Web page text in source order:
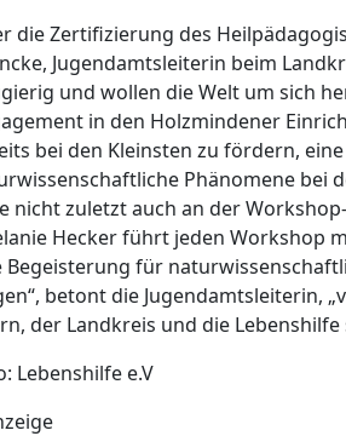
die Zertifizierung des
Jugendamtsleiterin beim
und wollen die Welt um sich
in den Holzmindener
bei den Kleinsten zu fördern,
Phänomene bei
nicht zuletzt auch an der
Hecker führt jeden Workshop
Begeisterung für
betont die Jugendamtsleiterin,
der Landkreis und die Lebenshilfe
Lebenshilfe e.V